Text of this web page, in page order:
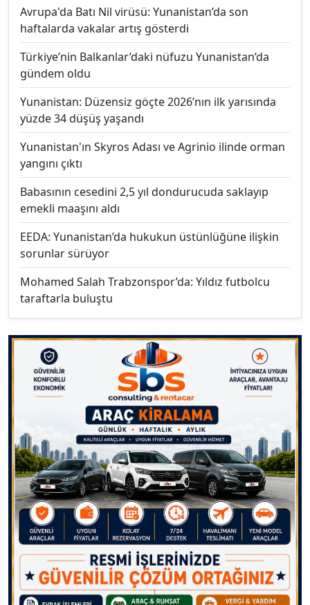
Avrupa'da Batı Nil virüsü: Yunanistan’da son
haftalarda vakalar artış gösterdi
Türkiye’nin Balkanlar’daki nüfuzu Yunanistan’da
gündem oldu
Yunanistan: Düzensiz göçte 2026’nın ilk yarısında
yüzde 34 düşüş yaşandı
Yunanistan'ın Skyros Adası ve Agrinio ilinde orman
yangını çıktı
Babasının cesedini 2,5 yıl dondurucuda saklayıp
emekli maaşını aldı
EEDA: Yunanistan’da hukukun üstünlüğüne ilişkin
sorunlar sürüyor
Mohamed Salah Trabzonspor’da: Yıldız futbolcu
taraftarla buluştu